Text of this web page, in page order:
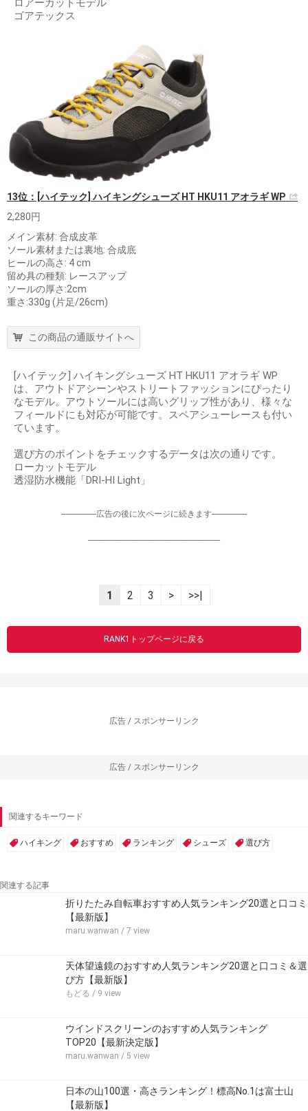
ロアーカットモデル
ゴアテックス
13位：[ハイテック] ハイキングシューズ HT HKU11 アオラギ WP
2,280円
メイン素材: 合成皮革
ソール素材または裏地: 合成底
ヒールの高さ: 4 cm
留め具の種類: レースアップ
ソールの厚さ:2cm
重さ:330g (片足/26cm)
この商品の通販サイトへ
[ハイテック] ハイキングシューズ HT HKU11 アオラギ WP
は、アウトドアシーンやストリートファッションにぴったり
なモデル。アウトソールには高いグリップ性があり、様々な
フィールドにも対応が可能です。スペアシューレースも付い
ています。
選び方のポイントをチェックするデータは次の通りです。
ローカットモデル
透湿防水機能「DRI-HI Light」
-----------------広告の後に次ページに続きます-----------------
----------------------------------------------------------------
1 2 3 > >>|
RANK1トップページに戻る
広告 / スポンサーリンク
広告 / スポンサーリンク
関連するキーワード
ハイキング おすすめ ランキング シューズ 選び方
関連する記事
折りたたみ自転車おすすめ人気ランキング20選と口コミ
【最新版】
maru.wanwan / 7 view
天体望遠鏡のおすすめ人気ランキング20選と口コミ＆選
び方【最新版】
もどる / 9 view
ウインドスクリーンのおすすめ人気ランキング
TOP20【最新決定版】
maru.wanwan / 5 view
日本の山100選・高さランキング！標高No.1は富士山
【最新版】